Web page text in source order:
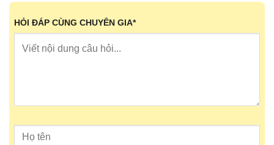
HỎI ĐÁP CÙNG CHUYÊN GIA*